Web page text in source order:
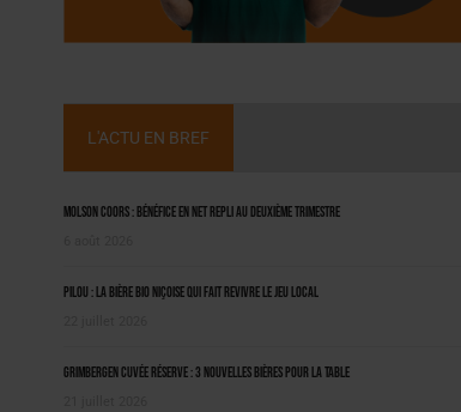
L'ACTU EN BREF
Molson Coors : bénéfice en net repli au deuxième trimestre
Pilou : la bière bio niçoise qui fait revivre le jeu local
Grimbergen Cuvée Réserve : 3 nouvelles bières pour la table